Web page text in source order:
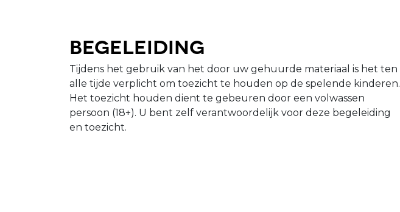
Begeleiding
Tijdens het gebruik van het door uw gehuurde materiaal is het ten
alle tijde verplicht om toezicht te houden op de spelende kinderen.
Het toezicht houden dient te gebeuren door een volwassen
persoon (18+). U bent zelf verantwoordelijk voor deze begeleiding
en toezicht.